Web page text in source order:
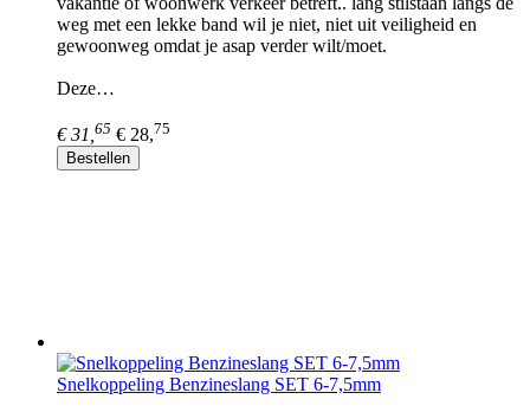
weg met een lekke band wil je niet, niet uit veiligheid en
gewoonweg omdat je asap verder wilt/moet.
Deze…
€ 31, 65 € 28,75
Bestellen
Snelkoppeling Benzineslang SET 6-7,5mm